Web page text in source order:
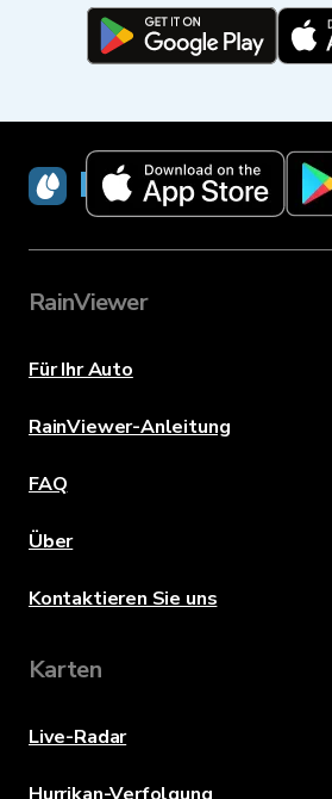
RainViewer
RainViewer
Für Ihr Auto
RainViewer-Anleitung
FAQ
Über
Kontaktieren Sie uns
Karten
Live-Radar